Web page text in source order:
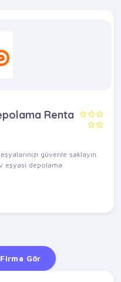
Renta
güvenle saklayın.
eşyası depolama
Gör